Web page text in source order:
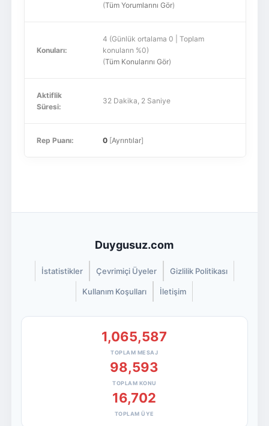
(Tüm Yorumlarını Gör)
Konuları:
4 (Günlük ortalama 0 | Toplam
konuların %0)
(Tüm Konularını Gör)
Aktiflik
Süresi:
32 Dakika, 2 Saniye
Rep Puanı: 0[Ayrıntılar]
Duygusuz.com
İstatistikler Çevrimiçi Üyeler Gizlilik Politikası
Kullanım Koşulları İletişim
1,065,587
TOPLAM MESAJ
98,593
TOPLAM KONU
16,702
TOPLAM ÜYE